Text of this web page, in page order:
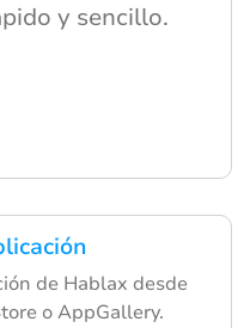
de Hablax desde
o AppGallery.
y sencillo.